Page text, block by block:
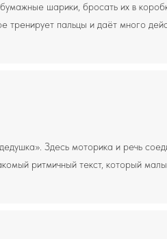
шарики, бросать их в
пальцы и даёт много
Здесь моторика и речь
ритмичный текст, который